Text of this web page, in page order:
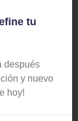
tu
después
y nuevo
hoy!